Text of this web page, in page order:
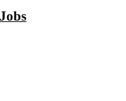
Jobs